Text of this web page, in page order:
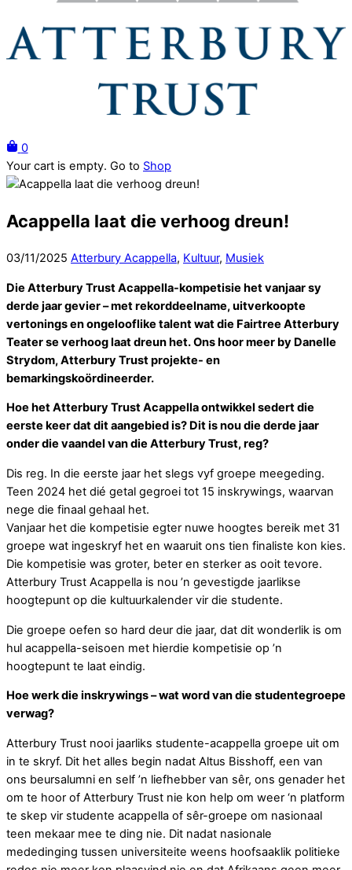
Menu
0
Close
Cart
Your cart is empty. Go to Shop
Acappella laat die verhoog dreun!
03/11/2025 Atterbury Acappella, Kultuur, Musiek
Die Atterbury Trust Acappella-kompetisie het vanjaar sy
derde jaar gevier – met rekorddeelname, uitverkoopte
vertonings en ongelooflike talent wat die Fairtree Atterbury
Teater se verhoog laat dreun het. Ons hoor meer by Danelle
Strydom, Atterbury Trust projekte- en
bemarkingskoördineerder.
Hoe het Atterbury Trust Acappella ontwikkel sedert die
eerste keer dat dit aangebied is? Dit is nou die derde jaar
onder die vaandel van die Atterbury Trust, reg?
Dis reg. In die eerste jaar het slegs vyf groepe meegeding.
Teen 2024 het dié getal gegroei tot 15 inskrywings, waarvan
nege die finaal gehaal het.
Vanjaar het die kompetisie egter nuwe hoogtes bereik met 31
groepe wat ingeskryf het en waaruit ons tien finaliste kon kies.
Die kompetisie was groter, beter en sterker as ooit tevore.
Atterbury Trust Acappella is nou ’n gevestigde jaarlikse
hoogtepunt op die kultuurkalender vir die studente.
Die groepe oefen so hard deur die jaar, dat dit wonderlik is om
hul acappella-seisoen met hierdie kompetisie op ’n
hoogtepunt te laat eindig.
Hoe werk die inskrywings – wat word van die studentegroepe
verwag?
Atterbury Trust nooi jaarliks studente-acappella groepe uit om
in te skryf. Dit het alles begin nadat Altus Bisshoff, een van
ons beursalumni en self ’n liefhebber van sêr, ons genader het
om te hoor of Atterbury Trust nie kon help om weer ‘n platform
te skep vir studente acappella of sêr-groepe om nasionaal
teen mekaar mee te ding nie. Dit nadat nasionale
mededinging tussen universiteite weens hoofsaaklik politieke